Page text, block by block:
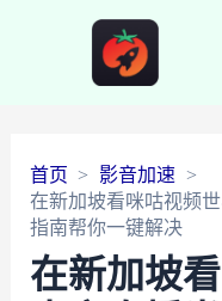
首页
影音加速
在新加坡看咪咕视频
指南帮你一键解决
在新加坡